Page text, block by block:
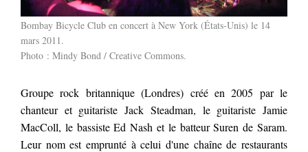
Bombay Bicycle Club en concert à New York (États-Unis) le 14
mars 2011.
Photo : Mindy Bond / Creative Commons.
Groupe rock britannique (Londres) créé en 2005 par le
chanteur et guitariste Jack Steadman, le guitariste Jamie
MacColl, le bassiste Ed Nash et le batteur Suren de Saram.
Leur nom est emprunté à celui d'une chaîne de restaurants